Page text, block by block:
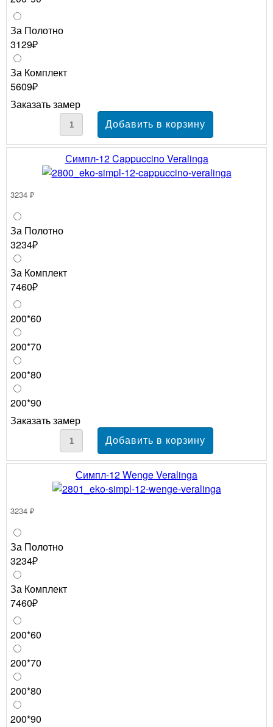
За Полотно
3129₽
За Комплект
5609₽
Заказать замер
Симпл-12 Cappuccino Veralinga
3234 ₽
За Полотно
3234₽
За Комплект
7460₽
200*60
200*70
200*80
200*90
Заказать замер
Симпл-12 Wenge Veralinga
3234 ₽
За Полотно
3234₽
За Комплект
7460₽
200*60
200*70
200*80
200*90